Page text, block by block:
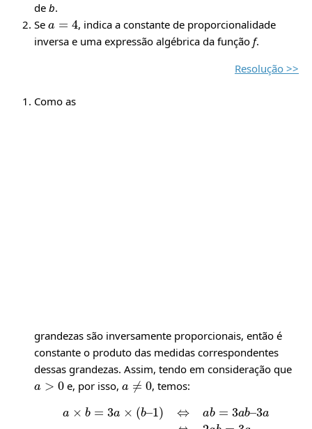
de b.
Se a=
, indica a constante de proporcionalidade
inversa e uma expressão algébrica da função f.
Resolução >>
Como as
grandezas são inversamente proporcionais, então é
constante o produto das medidas correspondentes
dessas grandezas. Assim, tendo em consideração que
a>0 e, por isso, a≠0 , temos:
a ×b =3 a× b– ⇔a =3ab –
3 a⇔2ab =3 a⇔ 3a a⇔ b= 32